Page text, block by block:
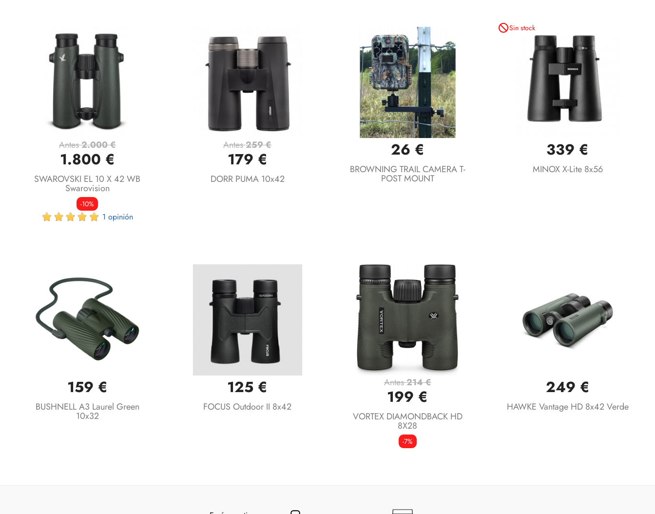
Vista rápida
Antes2.000 €
1.800 €
SWAROVSKI EL 10 X 42 WB
Swarovision
-10%
1 opinión
Vista rápida
Antes259 €
179 €
DORR PUMA 10x42
Vista rápida
26 €
BROWNING TRAIL CAMERA T-
POST MOUNT
not_interestedSin stock
Vista rápida
339 €
MINOX X-Lite 8x56
Vista rápida
159 €
BUSHNELL A3 Laurel Green
10x32
Vista rápida
125 €
FOCUS Outdoor II 8x42
Vista rápida
Antes214 €
199 €
VORTEX DIAMONDBACK HD
8X28
-7%
Vista rápida
249 €
HAWKE Vantage HD 8x42 Verde